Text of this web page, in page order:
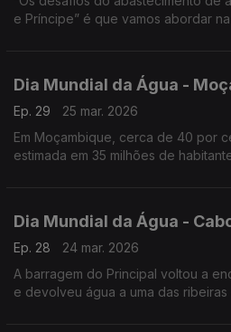
e Príncipe” é que vamos abordar
tomense de Água e Eletricidade,
Dia Mundial da Água -
Ep. 29
25 mar. 2026
Em Moçambique, cerca de 40 por
estimada em 35 milhões de
Dia Mundial da Água -
Ep. 28
24 mar. 2026
A barragem do Principal voltou a
e devolveu água a uma das ribeiras